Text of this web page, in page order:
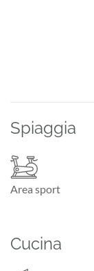
Spiaggia
Area sport
Cucina